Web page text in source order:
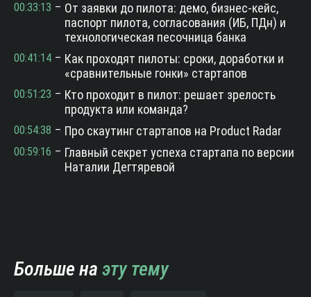
00:33:13 – От заявки до пилота: демо, бизнес-кейс,
паспорт пилота, согласования (ИБ, ПДн) и
технологическая песочница банка
00:41:14 – Как проходят пилоты: сроки, доработки и
«сравнительные гонки» стартапов
00:51:23 – Кто проходит в пилот: решает зрелость
продукта или команда?
00:54:38 – Про скаутинг стартапов на Product Radar
00:59:16 – Главный секрет успеха стартапа по версии
Наталии Дегтяревой
Больше на эту тему